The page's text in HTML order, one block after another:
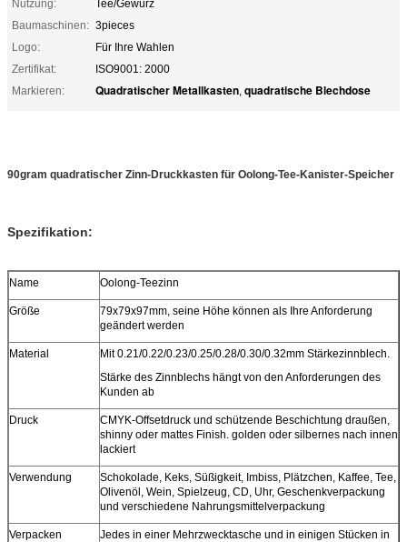
Nutzung:
Tee/Gewürz
Baumaschinen: 3pieces
Logo:
Für Ihre Wahlen
Zertifikat:
ISO9001: 2000
Markieren:
Quadratischer Metallkasten, quadratische Blechdose
90gram quadratischer Zinn-Druckkasten für Oolong-Tee-Kanister-Speicher
Spezifikation:
Name Oolong-Teezinn
Größe
79x79x97mm, seine Höhe können als Ihre Anforderung
geändert werden
Material
Mit 0.21/0.22/0.23/0.25/0.28/0.30/0.32mm Stärkezinnblech.
Stärke des Zinnblechs hängt von den Anforderungen des
Kunden ab
Druck
CMYK-Offsetdruck und schützende Beschichtung draußen,
shinny oder mattes Finish. golden oder silbernes nach innen
lackiert
Verwendung
Schokolade, Keks, Süßigkeit, Imbiss, Plätzchen, Kaffee, Tee,
Olivenöl, Wein, Spielzeug, CD, Uhr, Geschenkverpackung
und verschiedene Nahrungsmittelverpackung
Verpacken
Jedes in einer Mehrzwecktasche und in einigen Stücken in